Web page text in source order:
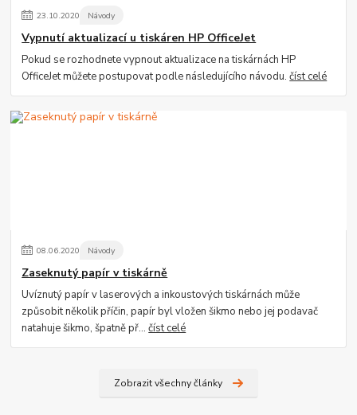
23.10.2020 Návody
Vypnutí aktualizací u tiskáren HP OfficeJet
Pokud se rozhodnete vypnout aktualizace na tiskárnách HP
OfficeJet můžete postupovat podle následujícího návodu.číst celé
08.06.2020 Návody
Zaseknutý papír v tiskárně
Uvíznutý papír v laserových a inkoustových tiskárnách může
způsobit několik příčin, papír byl vložen šikmo nebo jej podavač
natahuje šikmo, špatně př...číst celé
Zobrazit všechny články